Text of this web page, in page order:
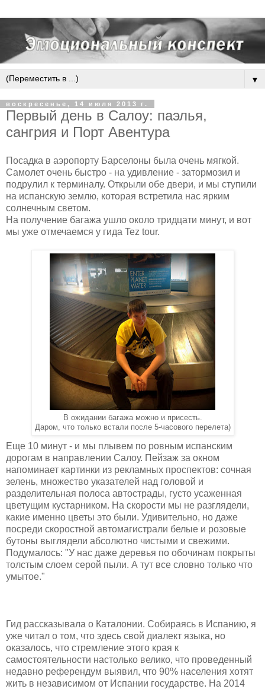
▼
воскресенье, 14 июля 2013 г.
Первый день в Салоу: паэлья,
сангрия и Порт Авентура
Посадка в аэропорту Барселоны была очень мягкой.
Самолет очень быстро - на удивление - затормозил и
подрулил к терминалу. Открыли обе двери, и мы ступили
на испанскую землю, которая встретила нас ярким
солнечным светом.
На получение багажа ушло около тридцати минут, и вот
мы уже отмечаемся у гида Tez tour.
В ожидании багажа можно и присесть.
Даром, что только встали после 5-часового перелета)
Еще 10 минут - и мы плывем по ровным испанским
дорогам в направлении Салоу. Пейзаж за окном
напоминает картинки из рекламных проспектов: сочная
зелень, множество указателей над головой и
разделительная полоса автострады, густо усаженная
цветущим кустарником. На скорости мы не разглядели,
какие именно цветы это были. Удивительно, но даже
посреди скоростной автомагистрали белые и розовые
бутоны выглядели абсолютно чистыми и свежими.
Подумалось: "У нас даже деревья по обочинам покрыты
толстым слоем серой пыли. А тут все словно только что
умытое."
Гид рассказывала о Каталонии. Собираясь в Испанию, я
уже читал о том, что здесь свой диалект языка, но
оказалось, что стремление этого края к
самостоятельности настолько велико, что проведенный
недавно референдум выявил, что 90% населения хотят
жить в независимом от Испании государстве. На 2014